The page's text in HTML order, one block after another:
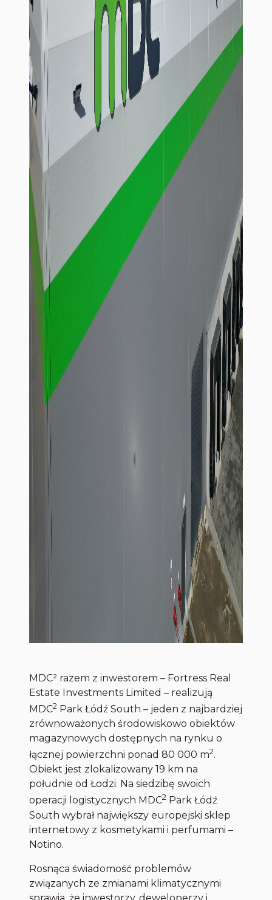
MDC² razem z inwestorem – Fortress Real
Estate Investments Limited – realizują
MDC2 Park Łódź South – jeden z najbardziej
zrównoważonych środowiskowo obiektów
magazynowych dostępnych na rynku o
łącznej powierzchni ponad 80 000 m2.
Obiekt jest zlokalizowany 19 km na
południe od Łodzi. Na siedzibę swoich
operacji logistycznych MDC2 Park Łódź
South wybrał największy europejski sklep
internetowy z kosmetykami i perfumami –
Notino.
Rosnąca świadomość problemów
związanych ze zmianami klimatycznymi
sprawia, że inwestorzy, deweloperzy i